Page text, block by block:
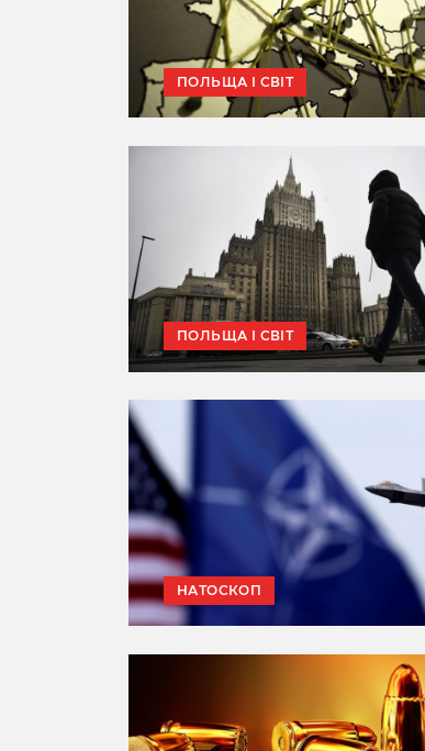
ПОЛЬЩА І СВІТ
ПОЛЬЩА І СВІТ
НАТОСКОП